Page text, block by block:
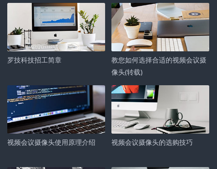
罗技科技招工简章
教您如何选择合适的视频会议摄
像头(转载)
视频会议摄像头使用原理介绍 视频会议摄像头的选购技巧